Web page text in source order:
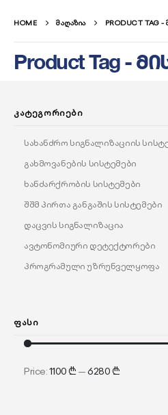
HOME ᲛᲐᲦᲐᲖᲘᲐ PRODUCT TAG -
Product Tag -
Კატეგორიები
სახანძრო სიგნალიზაციის
გახმოვანების სისტემები
ხანძარქრობის სისტემები
შშმ პირთა განგაშის სისტემები
დაცვის სიგნალიზაცია
ავტონომიური დეტექტორები
პროგრამული უზრუნველყოფა
Ფასი
Price:1100 ₾ —6280 ₾